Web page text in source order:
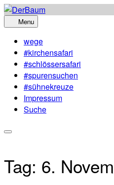
Skip
to
Menu
wege
#kirchensafari
#schlössersafari
#spurensuchen
#sühnekreuze
Impressum
Suche
Tag: 6.